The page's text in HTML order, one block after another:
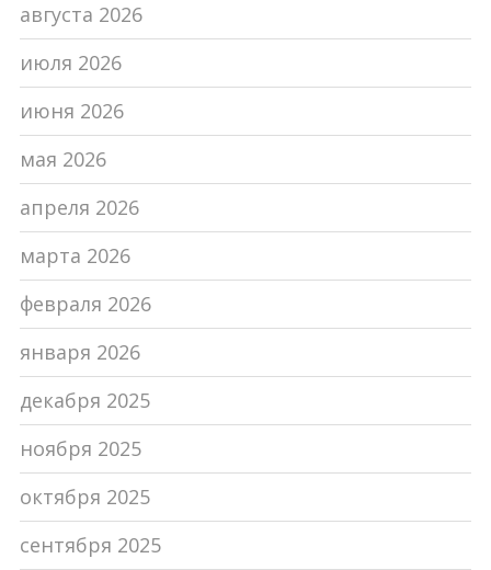
августа 2026
июля 2026
июня 2026
мая 2026
апреля 2026
марта 2026
февраля 2026
января 2026
декабря 2025
ноября 2025
октября 2025
сентября 2025